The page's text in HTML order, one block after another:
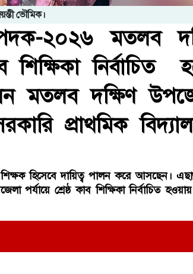
ভৌমিক।
পদক-২০২৬ মতলব
শিক্ষিকা নির্বাচিত
মতলব দক্ষিণ
প্রাথমিক
হিসেবে দায়িত্ব পালন করে আসছেন।
শ্রেষ্ঠ কাব শিক্ষিকা নির্বাচিত